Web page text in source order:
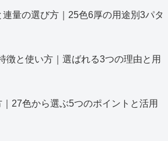
量の選び方｜25色6厚の用途別3パタ
徴と使い方｜選ばれる3つの理由と用
27色から選ぶ5つのポイントと活用